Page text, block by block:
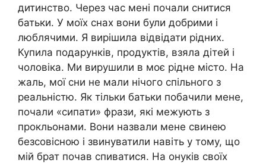
дитинство. Через час мені почали снитися
батьки. У моїх снах вони були добрими і
люблячими. Я вирішила відвідати рідних.
Купила подарунків, продуктів, взяла дітей і
чоловіка. Ми вирушили в моє рідне місто. На
жаль, мої сни не мали нічого спільного з
реальністю. Як тільки батьки побачили мене,
почали «сипати» фрази, які межують з
прокльонами. Вони назвали мене свинею
безсовісною і звинуватили навіть у тому, що
мій брат почав спиватися. На онуків своїх